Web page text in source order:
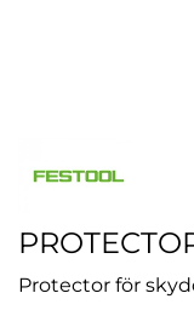
Protector för